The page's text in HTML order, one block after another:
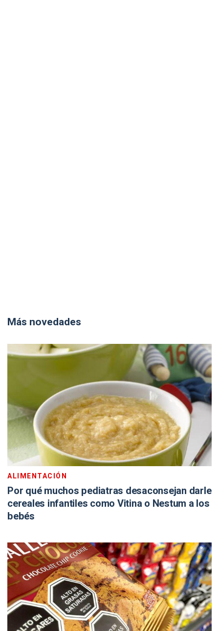
Más novedades
ALIMENTACIÓN
Por qué muchos pediatras desaconsejan darle
cereales infantiles como Vitina o Nestum a los
bebés